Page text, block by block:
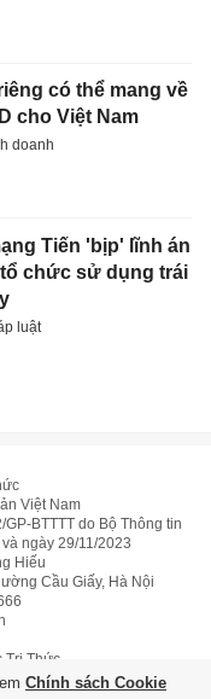
có thể mang về
cho Việt Nam
doanh
Tiến 'bịp' lĩnh án
chức sử dụng trái
luật
Việt Nam
BTTTT do Bộ Thông tin
ngày 29/11/2023
Hiếu
Cầu Giấy, Hà Nội
Tri Thức
Chính sách Cookie